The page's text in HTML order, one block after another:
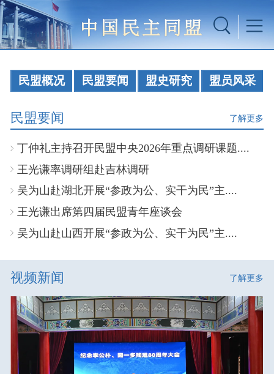
民盟概况 民盟要闻 盟史研究 盟员风采
民盟要闻 了解更多
丁仲礼主持召开民盟中央2026年重点调研课题....
王光谦率调研组赴吉林调研
吴为山赴湖北开展“参政为公、实干为民”主....
王光谦出席第四届民盟青年座谈会
吴为山赴山西开展“参政为公、实干为民”主....
视频新闻 了解更多